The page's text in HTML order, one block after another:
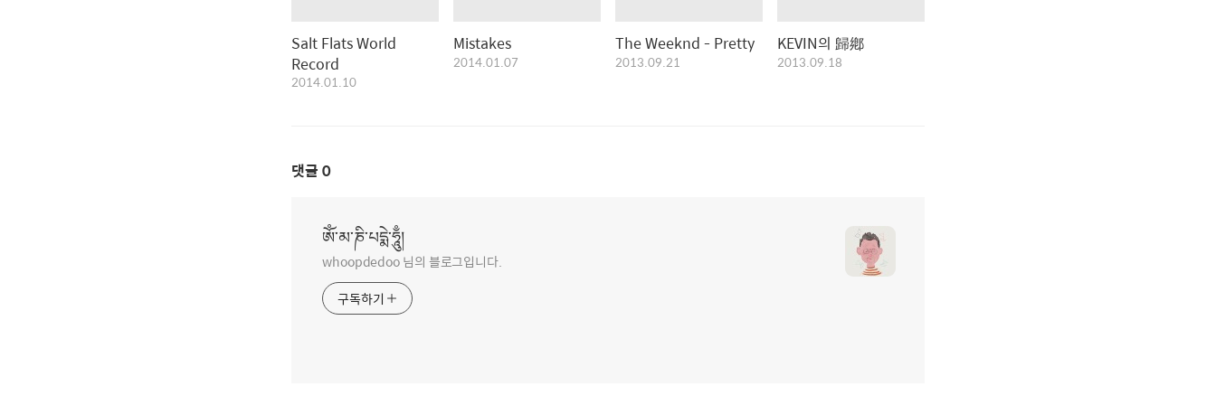
Salt Flats World
Record
2014.01.10
Mistakes
2014.01.07
The Weeknd - Pretty
2013.09.21
KEVIN의 歸鄕
2013.09.18
댓글 0
ཨོཾ་མ་ཎི་པདྨེ་ཧཱུྃ།
whoopdedoo 님의 블로그입니다.
구독하기